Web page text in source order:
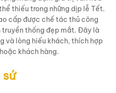
thiếu trong những dịp lễ Tết.
cấp được chế tác thủ công
thống đẹp mắt. Đây là
và lòng hiếu khách, thích hợp
khách hàng.